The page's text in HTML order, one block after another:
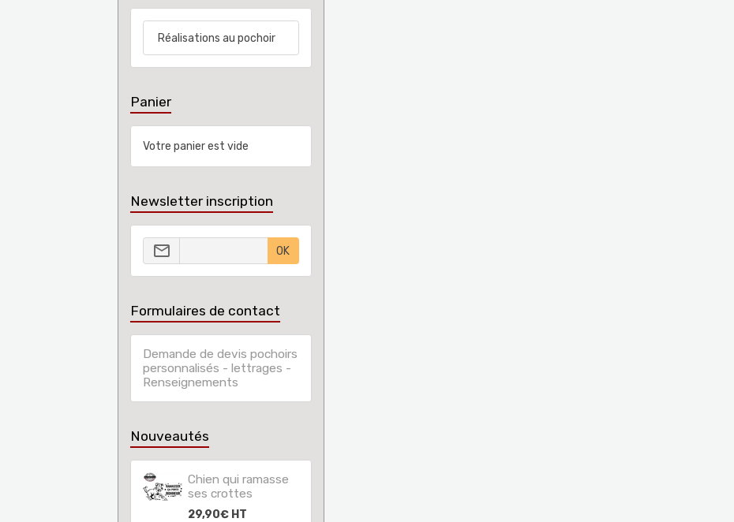
Réalisations au pochoir
Panier
Votre panier est vide
Newsletter inscription
OK
Formulaires de contact
Demande de devis pochoirs
personnalisés - lettrages -
Renseignements
Nouveautés
Chien qui ramasse
ses crottes
29,90€ HT